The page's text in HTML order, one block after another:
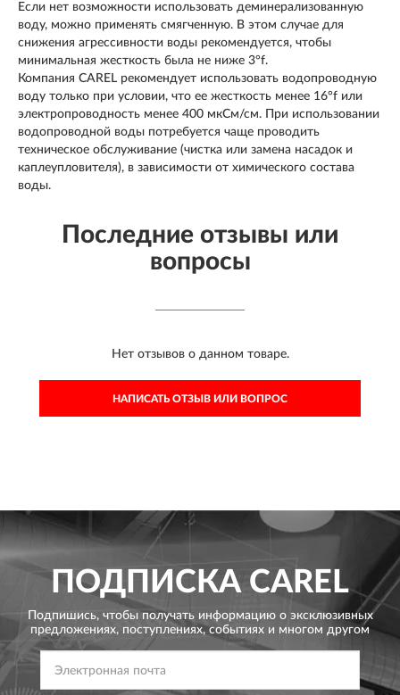
Если нет возможности использовать деминерализованную
воду, можно применять смягченную. В этом случае для
снижения агрессивности воды рекомендуется, чтобы
минимальная жесткость была не ниже 3°f.
Компания CAREL рекомендует использовать водопроводную
воду только при условии, что ее жесткость менее 16°f или
электропроводность менее 400 мкСм/см. При использовании
водопроводной воды потребуется чаще проводить
техническое обслуживание (чистка или замена насадок и
каплеупловителя), в зависимости от химического состава
воды.
Последние отзывы или
вопросы
Нет отзывов о данном товаре.
НАПИСАТЬ ОТЗЫВ ИЛИ ВОПРОС
ПОДПИСКАCAREL
Подпишись, чтобы получать информацию о эксклюзивных
предложениях, поступлениях, событиях и многом другом